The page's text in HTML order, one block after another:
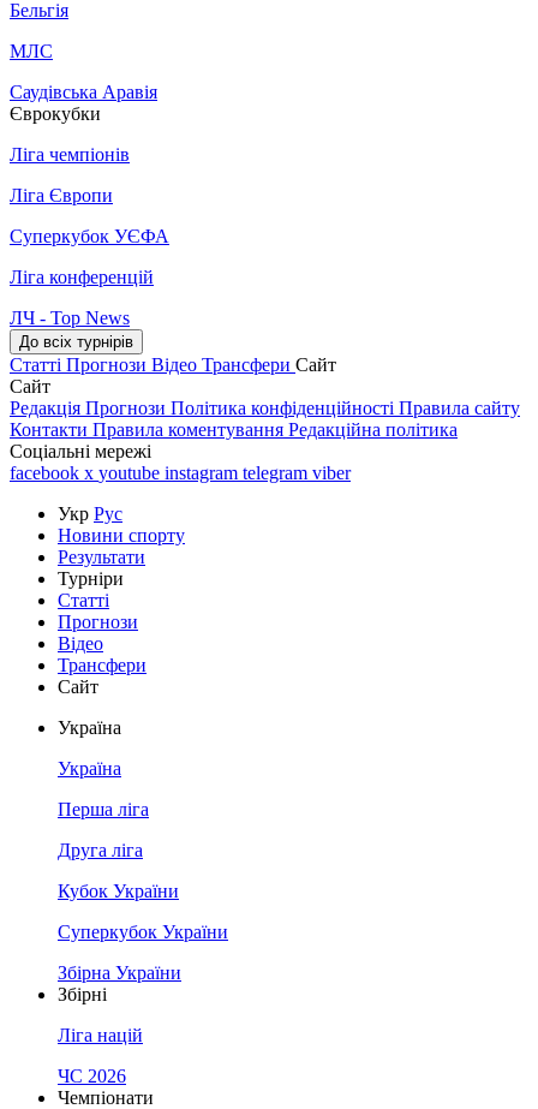
Бельгія
МЛС
Саудівська Аравія
Єврокубки
Ліга чемпіонів
Ліга Європи
Суперкубок УЄФА
Ліга конференцій
ЛЧ - Top News
До всіх турнірів
Статті Прогнози Відео Трансфери Сайт
Сайт
Редакція Прогнози Політика конфіденційності Правила сайту
Контакти Правила коментування Редакційна політика
Соціальні мережі
facebook x youtube instagram telegram viber
Укр Рус
Новини спорту
Результати
Турніри
Статті
Прогнози
Відео
Трансфери
Сайт
Україна
Україна
Перша ліга
Друга ліга
Кубок України
Суперкубок України
Збірна України
Збірні
Ліга націй
ЧС 2026
Чемпіонати